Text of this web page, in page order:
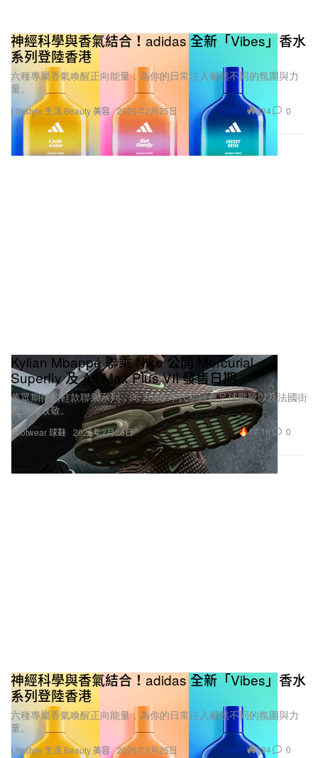
Lifestyle 生活 Beauty 美容
神經科學與香氣結合！adidas 全新「Vibes」香水
系列登陸香港
六種專屬香氣喚醒正向能量，為你的日常注入截然不同的氛圍與力
量。
2026年2月25日 984 0
Footwear 球鞋
Kylian Mbappé 聯乘 Nike 公開 Mercurial
Superfly 及 Air Max Plus VII 發售日期
萬眾期待的鞋款聯乘系列，向 2000 年代初經典足球戰靴以及法國街
頭文化致敬。
2026年2月25日 17.1K 0
Lifestyle 生活 Beauty 美容
神經科學與香氣結合！adidas 全新「Vibes」香水
系列登陸香港
六種專屬香氣喚醒正向能量，為你的日常注入截然不同的氛圍與力
量。
2026年2月25日 984 0